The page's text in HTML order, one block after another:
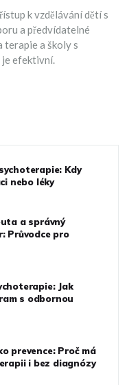
k vzdělávání dětí s
a předvídatelné
terapie a školy s
je efektivní.
Kdy
nebo léky
a správný
Průvodce pro
Jak
s odbornou
prevence: Proč má
i bez diagnózy